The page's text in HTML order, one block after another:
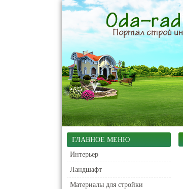
ГЛАВНОЕ МЕНЮ
Интерьер
Ландшафт
Материалы для стройки